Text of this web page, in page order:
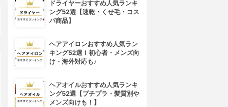
ドライヤーおすすめ人気ランキ
ング52選【速乾・くせ毛・コス
パ商品】
ヘアアイロンおすすめ人気ラン
キング52選！初心者・メンズ向
け・海外対応も♪
ヘアオイルおすすめ人気ランキ
ング52選【プチプラ・髪質別や
メンズ向けも！】